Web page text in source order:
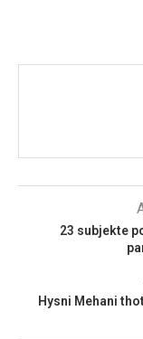
23 subjekte
Hysni Mehani